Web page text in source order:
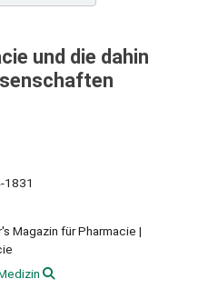
und die dahin
1831
Magazin für Pharmacie